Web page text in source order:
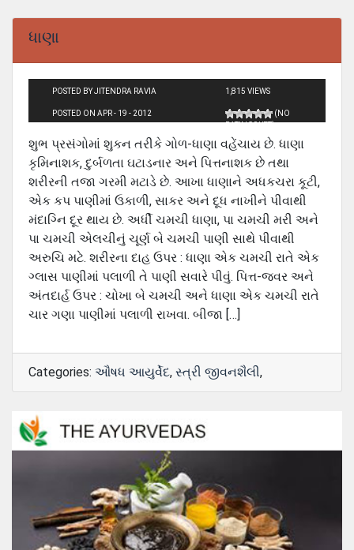
ધાણા
POSTED BY JITENDRA RAVIA
POSTED ON APR - 19 - 2012
1,815 VIEWS
(NO
RATINGS YET)
શુભ પ્રસંગોમાં શુકન તરીકે ગોળ-ધાણા વહેંચાય છે. ધાણા
કૃમિનાશક, દુર્બળતા ઘટાડનાર અને પિત્તનાશક છે તથા
શરીરની તજા ગરમી મટાડે છે. આખા ધાણાને અધકચરા કૂટી,
એક કપ પાણીમાં ઉકાળી, સાકર અને દૂધ નાખીને પીવાથી
મંદાગ્નિ દૂર થાય છે. અર્ધી ચમચી ધાણા, પા ચમચી મરી અને
પા ચમચી એલચીનું ચૂર્ણ બે ચમચી પાણી સાથે પીવાથી
અરુચિ મટે. શરીરના દાહ ઉપર : ધાણા એક ચમચી રાતે એક
ગ્‍લાસ પાણીમાં પલાળી તે પાણી સવારે પીવું. પિત્ત-જવર અને
અંતદાર્હ ઉપર : ચોખા બે ચમચી અને ધાણા એક ચમચી રાતે
ચાર ગણા પાણીમાં પલાળી રાખવા. બીજા […]
Categories: ઔષધ આયુર્વેદ, સ્ત્રી જીવનશૈલી,